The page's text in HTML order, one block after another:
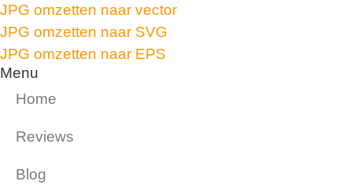
JPG omzetten naar vector
JPG omzetten naar SVG
JPG omzetten naar EPS
Menu
Home
Reviews
Blog